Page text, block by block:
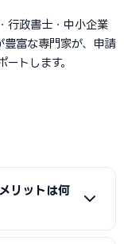
行政書士・中小企業
豊富な専門家が、申請
トします。
リットは何